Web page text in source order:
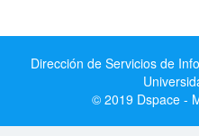
Dirección de Servicios de
© 2019 Dspace -